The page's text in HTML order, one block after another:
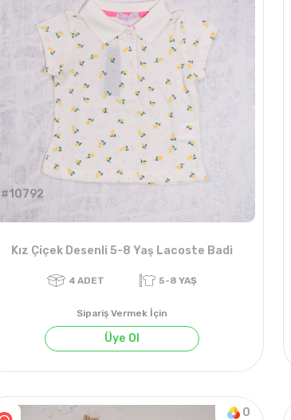
#10792
Kız Çiçek Desenli 5-8 Yaş Lacoste Badi
Sipariş Vermek İçin
Üye Ol
0